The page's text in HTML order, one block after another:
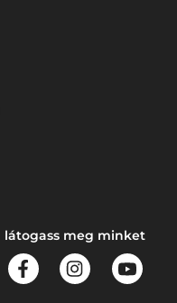
látogass meg minket